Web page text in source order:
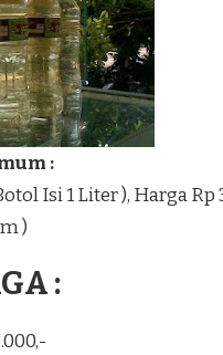
:
Isi 1 Liter ), Harga
)
: